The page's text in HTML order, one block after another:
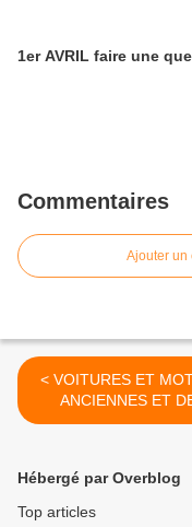
1er AVRIL faire une
Commentaires
Ajouter un
< VOITURES ET MOTOS
ANCIENNES ET
COLLECTION
Hébergé par Overblog
Top articles